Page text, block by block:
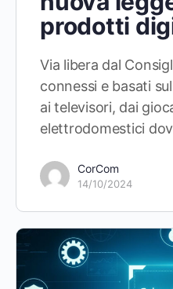
prodotti
Via libera dal
connessi e basati
ai televisori, dai
elettrodomestici
CorCom
14/10/2024